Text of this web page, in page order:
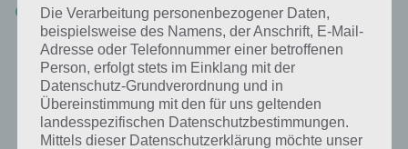
US Open (14%)
Die Wimbledon Championships sind nicht ohne Grund das
berühmteste Tennisturnier, denn es ist das älteste und
prestigeträchtigste. Die erste Austragung erfolgte im Jahr 1877.
Die Verarbeitung personenbezogener Daten,
beispielsweise des Namens, der Anschrift, E-Mail-
Adresse oder Telefonnummer einer betroffenen
Person, erfolgt stets im Einklang mit der
Datenschutz-Grundverordnung und in
Übereinstimmung mit den für uns geltenden
landesspezifischen Datenschutzbestimmungen.
Mittels dieser Datenschutzerklärung möchte unser